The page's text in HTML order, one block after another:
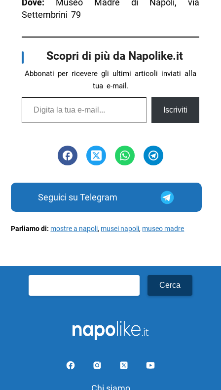
Dove: Museo Madre di Napoli, via
Settembrini 79
Scopri di più da Napolike.it
Abbonati per ricevere gli ultimi articoli inviati alla
tua e-mail.
Digita la tua e-mail...
Iscriviti
Seguici su Telegram
Parliamo di: mostre a napoli, musei napoli, museo madre
per: